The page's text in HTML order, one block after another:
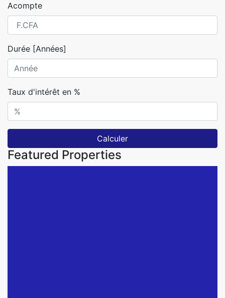
Acompte
Durée [Années]
Taux d'intérêt en %
Calculer
Featured Properties